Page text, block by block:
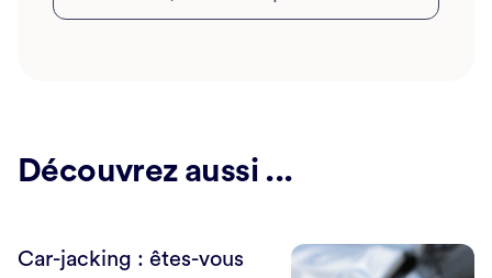
Découvrez aussi ...
Car-jacking : êtes-vous